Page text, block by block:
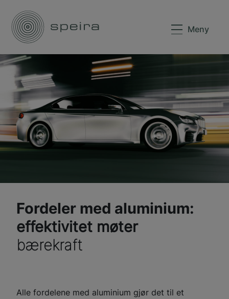
Meny
Fordeler med aluminium:
effektivitet møter
bærekraft
Alle fordelene med aluminium gjør det til et